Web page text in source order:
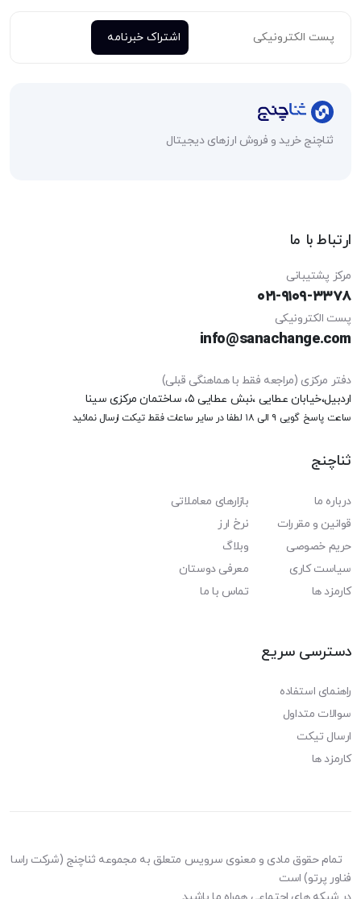
ثناچنج خرید و فروش ارزهای دیجیتال
ارتباط با ما
مرکز پشتیبانی
۰۲۱-۹۱۰۹-۳۳۷۸
پست الکترونیکی
info@sanachange.com
دفتر مرکزی (مراجعه فقط با هماهنگی قبلی)
اردبیل،خیابان عطایی ،نبش عطایی ۵، ساختمان مرکزی سینا
ساعت پاسخ گویی ۹ الی ۱۸ لطفا در سایر ساعات فقط تیکت ارسال نمائید
ثناچنج
درباره ما
قوانین و مقررات
حریم خصوصی
سیاست کاری
کارمزد ها
بازارهای معاملاتی
نرخ ارز
وبلاگ
معرفی دوستان
تماس با ما
دسترسی سریع
راهنمای استفاده
سوالات متداول
ارسال تیکت
کارمزد ها
تمام حقوق مادی و معنوی سرویس متعلق به مجموعه ثناچنج (شرکت راسا
فناور پرتو) است